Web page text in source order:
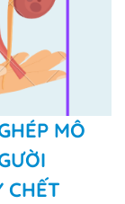
MÔ
CHẾT